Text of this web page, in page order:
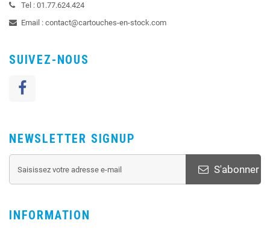
Tel : 01.77.624.424
Email : contact@cartouches-en-stock.com
SUIVEZ-NOUS
NEWSLETTER SIGNUP
S'abonner
INFORMATION